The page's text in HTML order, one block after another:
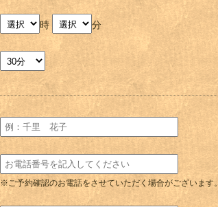
時 分
※ご予約確認のお電話をさせていただく場合がございます。